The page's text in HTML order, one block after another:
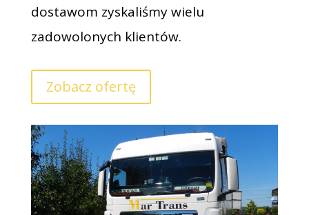
dostawom zyskaliśmy wielu
zadowolonych klientów.
Zobacz ofertę